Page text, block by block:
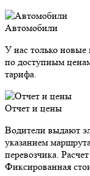
Автомобили
У нас только
по доступным
тарифа.
Отчет и цены
Водители выдают
указанием
перевозчика.
Фиксированная